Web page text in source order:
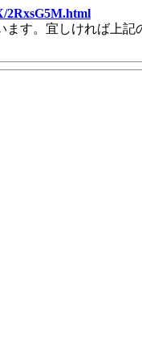
2RxsG5M.html
ます。宜しければ上